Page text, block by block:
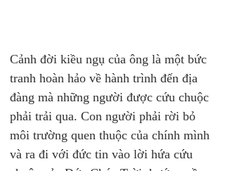
Cảnh đời kiều ngụ của ông là một bức
tranh hoàn hảo về hành trình đến địa
đàng mà những người được cứu chuộc
phải trải qua. Con người phải rời bỏ
môi trường quen thuộc của chính mình
và ra đi với đức tin vào lời hứa cứu